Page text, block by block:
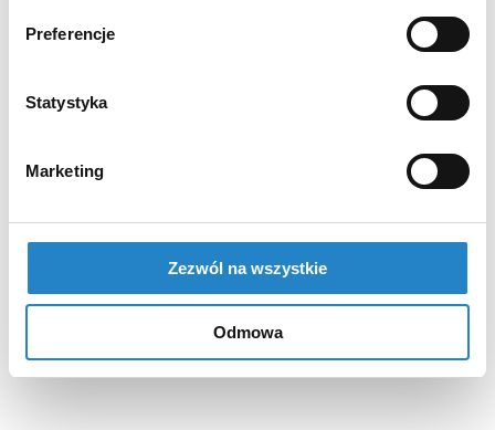
Preferencje
Statystyka
Marketing
Zezwól na wszystkie
Odmowa